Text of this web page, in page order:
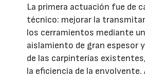
La primera actuación fue de
técnico: mejorar la
los cerramientos mediante
aislamiento de gran espesor
de las carpinterías
la eficiencia de la envolvente.